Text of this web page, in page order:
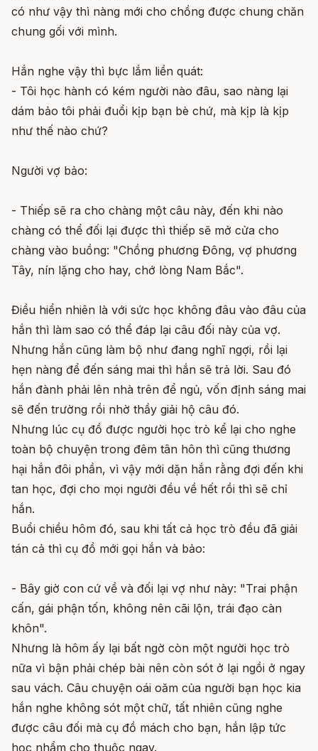
có như vậy thì nàng mới cho chồng được chung chăn
chung gối với mình.
Hắn nghe vậy thì bực lắm liền quát:
- Tôi học hành có kém người nào đâu, sao nàng lại
dám bảo tôi phải đuổi kịp bạn bè chứ, mà kịp là kịp
như thế nào chứ?
Người vợ bảo:
- Thiếp sẽ ra cho chàng một câu này, đến khi nào
chàng có thể đối lại được thì thiếp sẽ mở cửa cho
chàng vào buồng: "Chồng phương Đông, vợ phương
Tây, nín lặng cho hay, chớ lòng Nam Bắc".
Điều hiển nhiên là với sức học không đâu vào đâu của
hắn thì làm sao có thể đáp lại câu đối này của vợ.
Nhưng hắn cũng làm bộ như đang nghĩ ngợi, rồi lại
hẹn nàng để đến sáng mai thì hắn sẽ trả lời. Sau đó
hắn đành phải lên nhà trên để ngủ, vốn định sáng mai
sẽ đến trường rồi nhờ thầy giải hộ câu đó.
Nhưng lúc cụ đồ được người học trò kể lại cho nghe
toàn bộ chuyện trong đêm tân hôn thì cũng thương
hại hắn đôi phần, vì vậy mới dặn hắn rằng đợi đến khi
tan học, đợi cho mọi người đều về hết rồi thì sẽ chỉ
hắn.
Buổi chiều hôm đó, sau khi tất cả học trò đều đã giải
tán cả thì cụ đồ mới gọi hắn và bảo:
- Bây giờ con cứ về và đối lại vợ như này: "Trai phận
cấn, gái phận tốn, không nên cãi lộn, trái đạo càn
khôn".
Nhưng là hôm ấy lại bất ngờ còn một người học trò
nữa vì bận phải chép bài nên còn sót ở lại ngồi ở ngay
sau vách. Câu chuyện oái oăm của người bạn học kia
hắn nghe không sót một chữ, tất nhiên cũng nghe
được câu đối mà cụ đồ mách cho bạn, hắn lập tức
học nhẩm cho thuộc ngay.